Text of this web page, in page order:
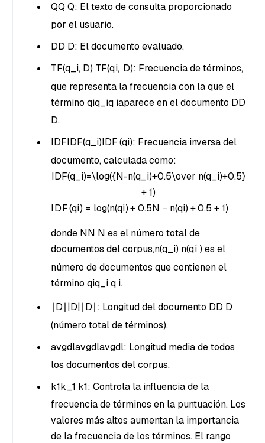
QQ Q: El texto de consulta proporcionado
por el usuario.
DD D: El documento evaluado.
TF(q_i, D) TF(qi, D): Frecuencia de términos,
que representa la frecuencia con la que el
término qiq_iq iaparece en el documento DD
D.
IDFIDF(q_i)IDF(qi): Frecuencia inversa del
documento, calculada como:
IDF(q_i)=\log({N-n(q_i)+0.5\over n(q_i)+0.5}
+ 1)
IDF(qi) = log(n(qi)+0.5N − n(qi) +0.5 +1)
donde NN N es el número total de
documentos del corpus,n(q_i) n(qi) es el
número de documentos que contienen el
término qiq_iq i.
∣D∣|D| ∣D∣: Longitud del documento DD D
(número total de términos).
avgdlavgdlavgdl: Longitud media de todos
los documentos del corpus.
k1k_1 k1: Controla la influencia de la
frecuencia de términos en la puntuación. Los
valores más altos aumentan la importancia
de la frecuencia de los términos. El rango